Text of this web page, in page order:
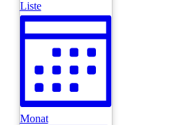
Liste
Monat